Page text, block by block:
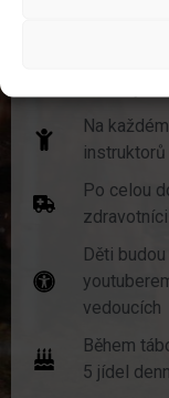
Na kemp
Na
Po celou
zdravotníci
Děti
vedoucích
Během
5 jídel